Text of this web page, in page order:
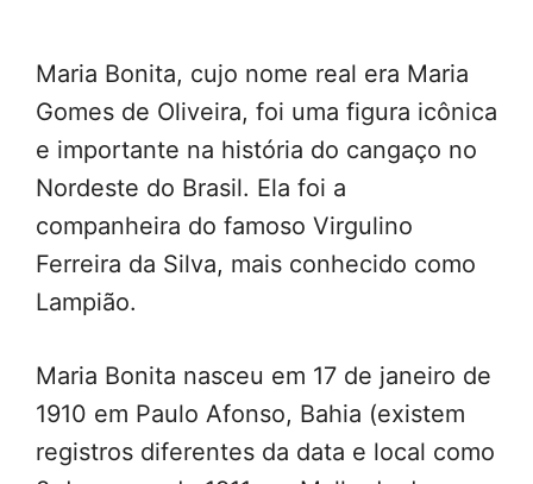
Maria Bonita, cujo nome real era Maria
Gomes de Oliveira, foi uma figura icônica
e importante na história do cangaço no
Nordeste do Brasil. Ela foi a
companheira do famoso Virgulino
Ferreira da Silva, mais conhecido como
Lampião.
Maria Bonita nasceu em 17 de janeiro de
1910 em Paulo Afonso, Bahia (existem
registros diferentes da data e local como